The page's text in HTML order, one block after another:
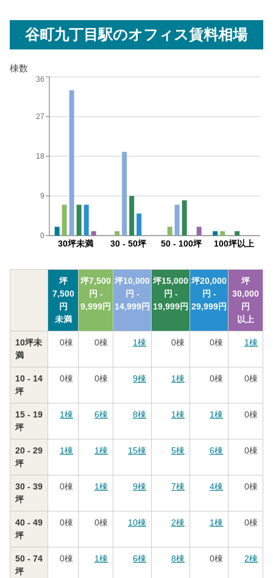
谷町九丁目駅のオフィス賃料相場
棟数
30坪未満 30 - 50坪 50 - 100坪 100坪以上
0
9
18
27
36
坪
7,500
円
未満
坪7,500
円 -
9,999円
坪10,000
円 -
14,999円
坪15,000
円 -
19,999円
坪20,000
円 -
29,999円
坪
30,000
円
以上
10坪未
満
0棟 0棟 1棟 0棟 0棟 1棟
10 - 14
坪
0棟 0棟 9棟 1棟 0棟 0棟
15 - 19
坪
1棟 6棟 8棟 1棟 1棟 0棟
20 - 29
坪
1棟 1棟 15棟 5棟 6棟 0棟
30 - 39
坪
0棟 1棟 9棟 7棟 4棟 0棟
40 - 49
坪
0棟 0棟 10棟 2棟 1棟 0棟
50 - 74
坪
0棟 1棟 6棟 8棟 0棟 2棟